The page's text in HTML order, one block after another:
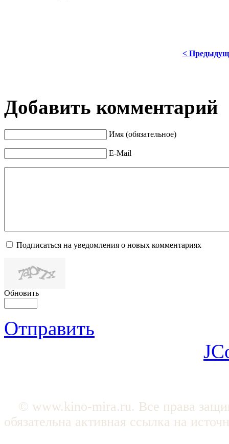
<
Добавить комментарий
Имя (обязательное)
E-Mail
Подписаться на уведомления о новых комментариях
Обновить
Отправить
© www.kino-mira.ru. Все права
обязательна активная ссылка на